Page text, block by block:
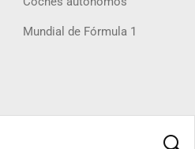
Mundial de Fórmula 1